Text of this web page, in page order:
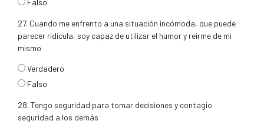
27. Cuando me enfrento a una situación incómoda, que puede
parecer ridícula, soy capaz de utilizar el humor y reírme de mi
mismo
respuesta27
Verdadero
Falso
28. Tengo seguridad para tomar decisiones y contagio
seguridad a los demás